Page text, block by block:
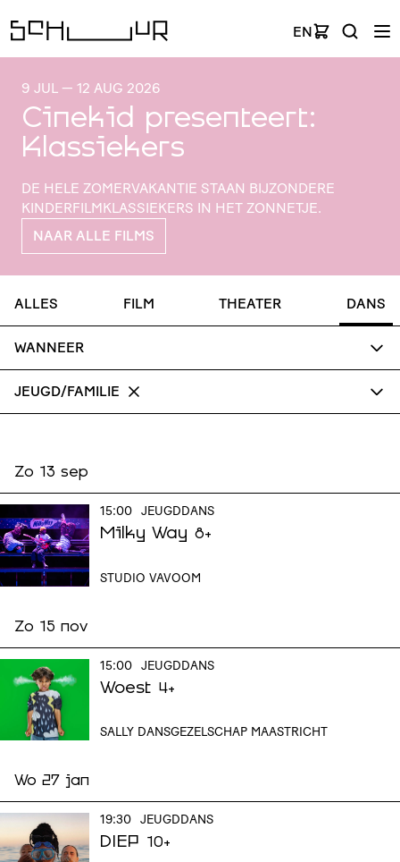
EN
9 JUL — 12 AUG 2026
Cinekid presenteert:
Klassiekers
DE HELE ZOMER­VA­KANTIE STAAN BIJZONDERE
KINDER­FILM­KLAS­SIE­KERS IN HET ZONNETJE.
NAAR ALLE FILMS
ALLES FILM THEATER DANS
WANNEER
JEUGD/FAMILIE
Zo 13 sep
15:00 JEUGDDANS
Milky Way 8+
STUDIO VAVOOM
Zo 15 nov
15:00 JEUGDDANS
Woest 4+
SALLY DANSGEZELSCHAP MAASTRICHT
Wo 27 jan
19:30 JEUGDDANS
DIEP 10+